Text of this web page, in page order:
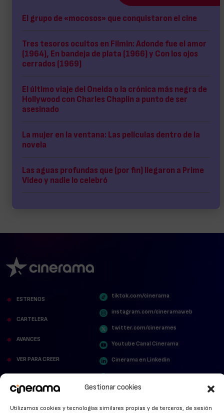
Gestionar cookies
Utilizamos cookies y tecnologías similares propias y de terceros, de sesión
El grupo de «mocosos» que conquistaron el cine
Tres tesoros ocultos en Filmin: Adonde fue el amor
(1964), En bandeja de plata (1966) y Con los ojos
cerrados (1969)
El último viaje del Oneida o la crónica más negra de
Hollywood con Charles Chaplin a punto de ser
asesinado
La mujer en la ventana: Las películas dentro de la
novela
Las aguas profundas que (por fin) llegaron a Prime
Video y nadie lo celebró
ESTRENOS
CARTELERA
AVANCES
VER PARA CREER
tiktok.com/cinerama
instagram.com/cineramaweb
twitter.com/cinerames
Youtube Canal Cinerama
Cinerama en Linkedin
facebook.com/cinerama.es